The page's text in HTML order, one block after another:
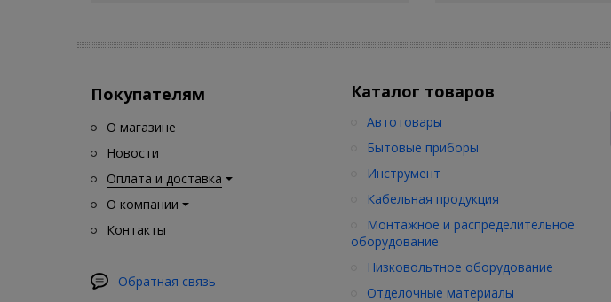
Покупателям
О магазине
Новости
Оплата и доставка
О компании
Контакты
Обратная связь
Каталог товаров
Автотовары
Бытовые приборы
Инструмент
Кабельная продукция
Монтажное и распределительное
оборудование
Низковольтное оборудование
Отделочные материалы